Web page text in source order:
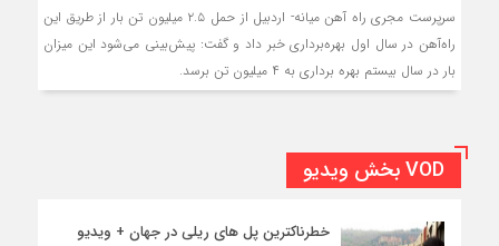
سرپرست مجری راه آهن میانه- اردبیل از حمل ۲.۵ میلیون تن بار از طریق این
راه‌آهن در سال اول بهره‌برداری خبر داد و گفت: پیش‌بینی می‌شود این میزان
بار در سال بیستم بهره برداری به ۴ میلیون تن برسد.
VOD بخش ویدیو
خطرناکترین پل های ریلی در جهان + ویدیو